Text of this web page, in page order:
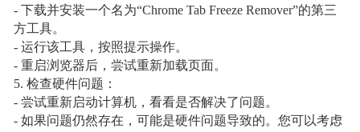
- 下载并安装一个名为“Chrome Tab Freeze Remover”的第三
方工具。
- 运行该工具，按照提示操作。
- 重启浏览器后，尝试重新加载页面。
5. 检查硬件问题：
- 尝试重新启动计算机，看看是否解决了问题。
- 如果问题仍然存在，可能是硬件问题导致的。您可以考虑